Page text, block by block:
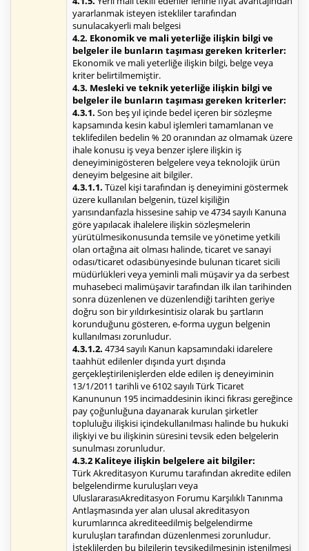
yararlanmak isteyen istekliler tarafından
sunulacakyerli malı belgesi
4.2. Ekonomik ve mali yeterliğe ilişkin bilgi ve
belgeler ile bunların taşıması gereken kriterler:
Ekonomik ve mali yeterliğe ilişkin bilgi, belge veya
kriter belirtilmemiştir.
4.3. Mesleki ve teknik yeterliğe ilişkin bilgi ve
belgeler ile bunların taşıması gereken kriterler:
4.3.1. Son beş yıl içinde bedel içeren bir sözleşme
kapsamında kesin kabul işlemleri tamamlanan ve
teklifedilen bedelin % 20 oranından az olmamak üzere
ihale konusu iş veya benzer işlere ilişkin iş
deneyiminigösteren belgelere veya teknolojik ürün
deneyim belgesine ait bilgiler.
4.3.1.1. Tüzel kişi tarafından iş deneyimini göstermek
üzere kullanılan belgenin, tüzel kişiliğin
yarısındanfazla hissesine sahip ve 4734 sayılı Kanuna
göre yapılacak ihalelere ilişkin sözleşmelerin
yürütülmesikonusunda temsile ve yönetime yetkili
olan ortağına ait olması halinde, ticaret ve sanayi
odası/ticaret odasıbünyesinde bulunan ticaret sicili
müdürlükleri veya yeminli mali müşavir ya da serbest
muhasebeci malimüşavir tarafından ilk ilan tarihinden
sonra düzenlenen ve düzenlendiği tarihten geriye
doğru son bir yıldırkesintisiz olarak bu şartların
korunduğunu gösteren, e-forma uygun belgenin
kullanılması zorunludur.
4.3.1.2. 4734 sayılı Kanun kapsamındaki idarelere
taahhüt edilenler dışında yurt dışında
gerçekleştirilenişlerden elde edilen iş deneyiminin
13/1/2011 tarihli ve 6102 sayılı Türk Ticaret
Kanununun 195 incimaddesinin ikinci fıkrası gereğince
pay çoğunluğuna dayanarak kurulan şirketler
topluluğu ilişkisi içindekullanılması halinde bu hukuki
ilişkiyi ve bu ilişkinin süresini tevsik eden belgelerin
sunulması zorunludur.
4.3.2 Kaliteye ilişkin belgelere ait bilgiler:
Türk Akreditasyon Kurumu tarafından akredite edilen
belgelendirme kuruluşları veya
UluslararasıAkreditasyon Forumu Karşılıklı Tanınma
Antlaşmasında yer alan ulusal akreditasyon
kurumlarınca akrediteedilmiş belgelendirme
kuruluşları tarafından düzenlenmesi zorunludur.
İsteklilerden bu bilgilerin tevsikedilmesinin istenilmesi